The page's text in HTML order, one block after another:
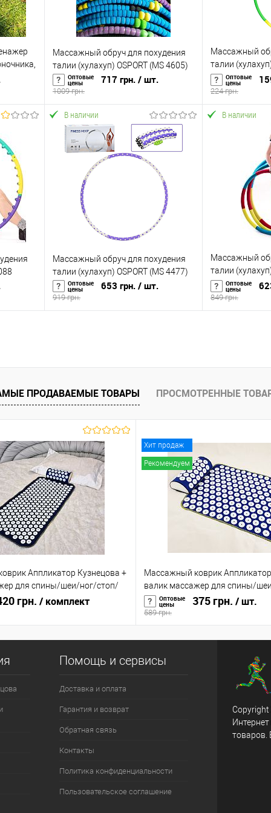
(FI-
Массажный обруч для похудения
талии (хулахуп) OSPORT (MS 4605)
Оптовые
цены 717 грн. / шт.
1009 грн.
В корзину
Купить в 1 клик
К сравнению
В избранное
В наличии
Массажный
талии
4660)Оптовые
цены
224 грн.
Купить в 1
В избранное
В наличии
Массажный обруч для похудения
талии (хулахуп) OSPORT (MS 4477)
Оптовые
цены 653 грн. / шт.
919 грн.
В наличии
Массажный
талии
2кг (OF-0126)
Оптовые
цены
849 грн.
ПРОДАВАЕМЫЕ ТОВАРЫ ПРОСМОТРЕННЫЕ
Аппликатор Кузнецова +
для спины/шеи/ног/стоп/
(n-0004)
грн. / комплект
Хит продаж
Рекомендуем
Массажный коврик
валик массажер для спины/
головы/тела OSPORT (n-0002)
Оптовые
цены 375 грн. / шт.
589 грн.
Помощь и сервисы
Доставка и оплата
Гарантия и возврат
Обратная связь
Контакты
Политика конфиденциальности
Пользовательское соглашение
Copyright
товаров.